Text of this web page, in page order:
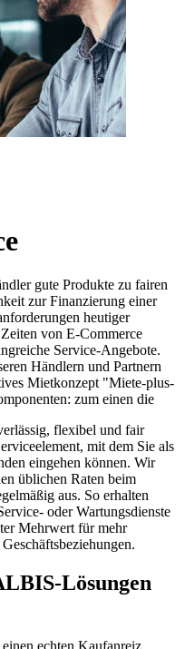
gute Produkte zu fairen
zur Finanzierung einer
heutiger
von E-Commerce
Service-Angebote.
Händlern und Partnern
Mietkonzept "Miete-plus-
zum einen die
flexibel und fair
mit dem Sie als
eingehen können. Wir
üblichen Raten beim
aus. So erhalten
oder Wartungsdienste
Mehrwert für mehr
Lösungen
echten Kaufanreiz,